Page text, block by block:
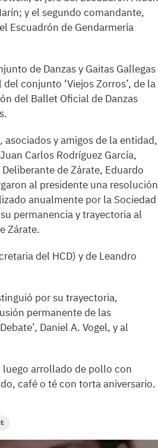
y el segundo comandante,
Escuadrón de Gendarmería
de Danzas y Gaitas Gallegas
conjunto ‘Viejos Zorros’, de la
del Ballet Oficial de Danzas
y amigos de la entidad,
Carlos Rodríguez García,
de Zárate, Eduardo
al presidente una resolución
anualmente por la Sociedad
permanencia y trayectoria al
Zárate.
del HCD) y de Leandro
por su trayectoria,
permanente de las
Daniel A. Vogel, y al
luego arrollado de pollo con
café o té con torta aniversario.